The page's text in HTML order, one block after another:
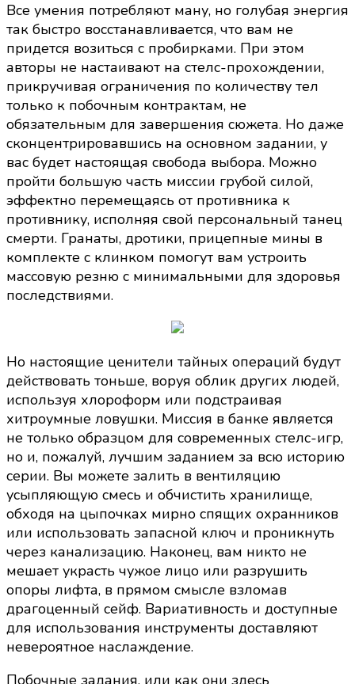
Все умения потребляют ману, но голубая энергия
так быстро восстанавливается, что вам не
придется возиться с пробирками. При этом
авторы не настаивают на стелс-прохождении,
прикручивая ограничения по количеству тел
только к побочным контрактам, не
обязательным для завершения сюжета. Но даже
сконцентрировавшись на основном задании, у
вас будет настоящая свобода выбора. Можно
пройти большую часть миссии грубой силой,
эффектно перемещаясь от противника к
противнику, исполняя свой персональный танец
смерти. Гранаты, дротики, прицепные мины в
комплекте с клинком помогут вам устроить
массовую резню с минимальными для здоровья
последствиями.
Но настоящие ценители тайных операций будут
действовать тоньше, воруя облик других людей,
используя хлороформ или подстраивая
хитроумные ловушки. Миссия в банке является
не только образцом для современных стелс-игр,
но и, пожалуй, лучшим заданием за всю историю
серии. Вы можете залить в вентиляцию
усыпляющую смесь и обчистить хранилище,
обходя на цыпочках мирно спящих охранников
или использовать запасной ключ и проникнуть
через канализацию. Наконец, вам никто не
мешает украсть чужое лицо или разрушить
опоры лифта, в прямом смысле взломав
драгоценный сейф. Вариативность и доступные
для использования инструменты доставляют
невероятное наслаждение.
Побочные задания, или как они здесь